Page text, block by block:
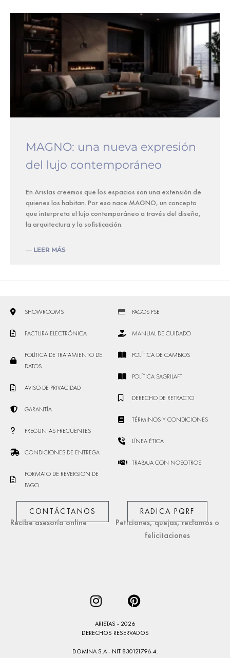
MAGNO: una nueva expresión
del lujo contemporáneo
En Aristas creemos que los espacios son una extensión de
quienes los habitan. Por eso nace MAGNO, un concepto
que interpreta el lujo contemporáneo a través del diseño,
la arquitectura y la sofisticación.
— LEER MÁS
SHOWROOMS
FACTURA ELECTRÓNICA
POLÍTICA DE TRATAMIENTO DE
DATOS
AVISO DE PRIVACIDAD
GARANTÍA
PREGUNTAS FRECUENTES
CONDICIONES DE ENTREGA
FORMATO DE REVERSION DE
PAGO
PAGOS PSE
MANUAL DE CUIDADO
POLÍTICA DE CAMBIOS
POLÍTICA SAGRILAFT
DERECHO DE RETRACTO
TÉRMINOS Y CONDICIONES
LÍNEA ÉTICA
TRABAJA CON NOSOTROS
CONTÁCTANOS
Recibe asesoría online
RADICA PQRF
Peticiones, quejas, reclamos o
felicitaciones
ARISTAS - 2026
DERECHOS RESERVADOS
DOMINA S.A - NIT 830121796-4.